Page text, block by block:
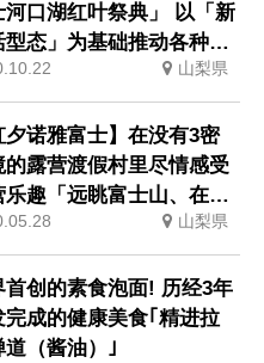
河口湖红叶祭典」 以「新
型态」为基础推动各种新
方式
山梨県
夕诺雅富士】在没有3密
的露营渡假村里尽情感受
乐趣「远眺富士山、在森
调适身心的露营住宿」
山梨県
首创的素食泡面! 历经3年
完成的健康美食｢精进拉
道（酱油）｣